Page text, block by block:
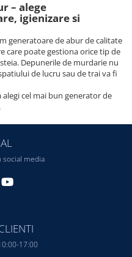
– alege
igienizare si
generatoare de abur de calitate
care poate gestiona orice tip de
Depunerile de murdarie nu
de lucru sau de trai va fi
alegi cel mai bun generator de
social media
17:00